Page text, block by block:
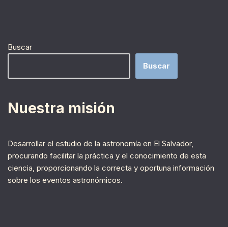
Buscar
Buscar
Nuestra misión
Desarrollar el estudio de la astronomía en El Salvador,
procurando facilitar la práctica y el conocimiento de esta
ciencia, proporcionando la correcta y oportuna información
sobre los eventos astronómicos.